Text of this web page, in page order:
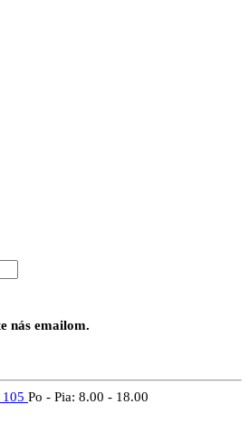
nás emailom.
Po - Pia: 8.00 - 18.00